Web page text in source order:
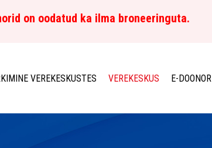
on oodatud ka ilma broneeringuta.
VEREKESKUSTES VEREKESKUS E-DOONOR